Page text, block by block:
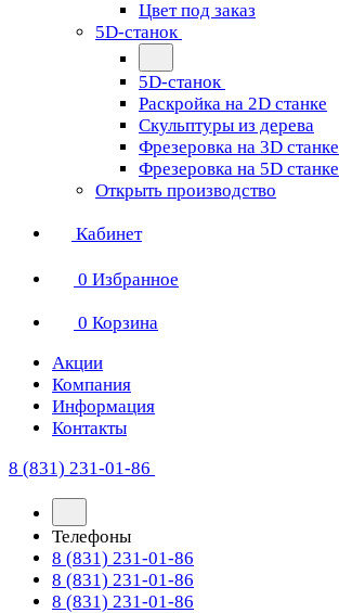
Цвет под заказ
5D-станок
5D-станок
Раскройка на 2D станке
Скульптуры из дерева
Фрезеровка на 3D станке
Фрезеровка на 5D станке
Открыть производство
Кабинет
0 Избранное
0 Корзина
Акции
Компания
Информация
Контакты
8 (831) 231-01-86
Телефоны
8 (831) 231-01-86
8 (831) 231-01-86
8 (831) 231-01-86